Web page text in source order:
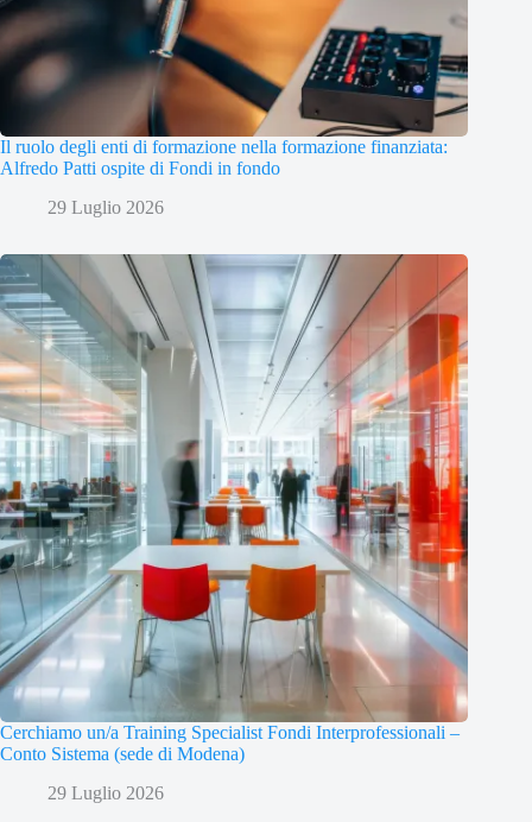
Il ruolo degli enti di formazione nella formazione finanziata:
Alfredo Patti ospite di Fondi in fondo
29 Luglio 2026
Cerchiamo un/a Training Specialist Fondi Interprofessionali –
Conto Sistema (sede di Modena)
29 Luglio 2026